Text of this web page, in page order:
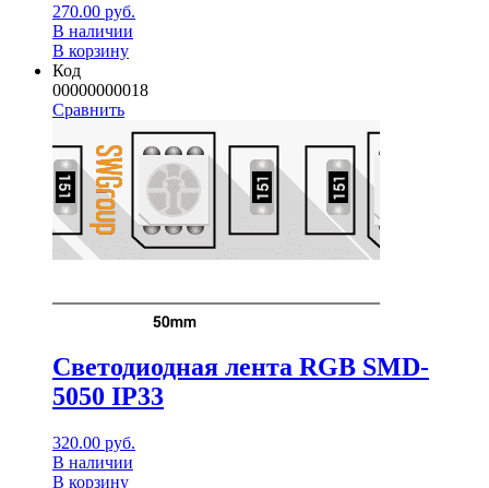
270.00 руб.
В наличии
В корзину
Код
00000000018
Сравнить
Светодиодная лента RGB SMD-
5050 IP33
320.00 руб.
В наличии
В корзину